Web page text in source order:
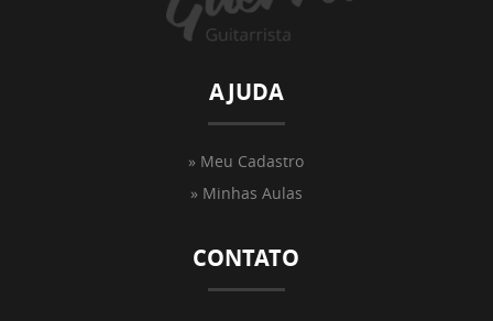
AJUDA
» Meu Cadastro
» Minhas Aulas
CONTATO